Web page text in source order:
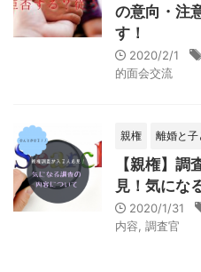
の意向・注
す！
2020/2/1
的面会交流
親権 離婚と子
【親権】
見！気にな
2020/1/31
内容 調査官